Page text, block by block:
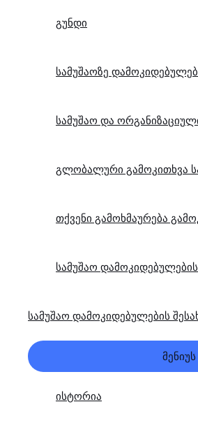
გუნდი
სამუშაოზე
სამუშაო და
გლობალური გამოკითხვა
თქვენი გამოხმაურება
სამუშაო
სამუშაო დამოკიდებულების
ისტორია